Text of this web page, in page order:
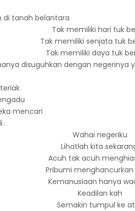
di tanah belantara
Tak memiliki hari tuk
Tak memiliki senjata tuk
Tak memiliki daya tuk
disuguhkan dengan negerinya
mencari
Wahai negeriku
Lihatlah kita
Acuh tak acuh
Pribumi
Kemanusiaan hanya
Keadilan kah
Semakin tumpul ke